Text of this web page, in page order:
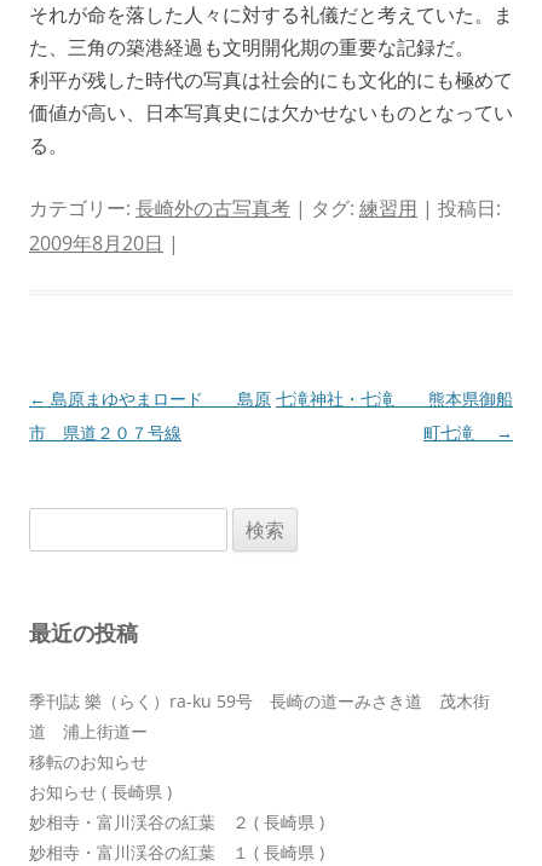
それが命を落した人々に対する礼儀だと考えていた。ま
た、三角の築港経過も文明開化期の重要な記録だ。
利平が残した時代の写真は社会的にも文化的にも極めて
価値が高い、日本写真史には欠かせないものとなってい
る。
カテゴリー: 長崎外の古写真考 | タグ: 練習用 | 投稿日:
2009年8月20日 |
投
稿
ョ
← 島原まゆやまロード 島原
市 県道２０７号線
七滝神社・七滝 熊本県御船
町七滝
→
索:
最近の投稿
季刊誌 樂（らく）ra-ku 59号 長崎の道ーみさき道 茂木街
道 浦上街道ー
移転のお知らせ
お知らせ ( 長崎県 )
妙相寺・富川渓谷の紅葉 ２ ( 長崎県 )
妙相寺・富川渓谷の紅葉 １ ( 長崎県 )